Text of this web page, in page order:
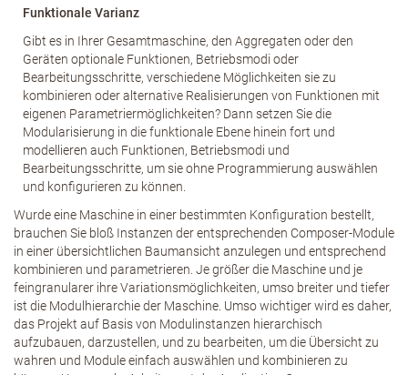
Funktionale Varianz
Gibt es in Ihrer Gesamtmaschine, den Aggregaten oder den
Geräten optionale Funktionen, Betriebsmodi oder
Bearbeitungsschritte, verschiedene Möglichkeiten sie zu
kombinieren oder alternative Realisierungen von Funktionen mit
eigenen Parametriermöglichkeiten? Dann setzen Sie die
Modularisierung in die funktionale Ebene hinein fort und
modellieren auch Funktionen, Betriebsmodi und
Bearbeitungsschritte, um sie ohne Programmierung auswählen
und konfigurieren zu können.
Wurde eine Maschine in einer bestimmten Konfiguration bestellt,
brauchen Sie bloß Instanzen der entsprechenden Composer-Module
in einer übersichtlichen Baumansicht anzulegen und entsprechend
kombinieren und parametrieren. Je größer die Maschine und je
feingranularer ihre Variationsmöglichkeiten, umso breiter und tiefer
ist die Modulhierarchie der Maschine. Umso wichtiger wird es daher,
das Projekt auf Basis von Modulinstanzen hierarchisch
aufzubauen, darzustellen, und zu bearbeiten, um die Übersicht zu
wahren und Module einfach auswählen und kombinieren zu